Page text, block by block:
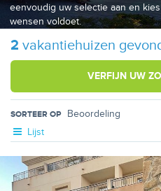
eenvoudig uw selectie aan en
wensen voldoet.
2 vakantiehuizen
VERFIJN UW
SORTEER OP
Lijst